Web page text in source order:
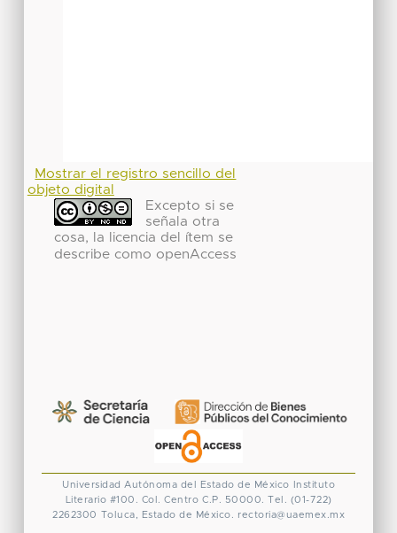
Mostrar el registro sencillo del
objeto digital
Excepto si se
señala otra
cosa, la licencia del ítem se
describe como openAccess
Universidad Autónoma del Estado de México
Instituto
Literario #100. Col. Centro C.P. 50000. Tel. (01-722)
2262300 Toluca, Estado de México. rectoria@uaemex.mx